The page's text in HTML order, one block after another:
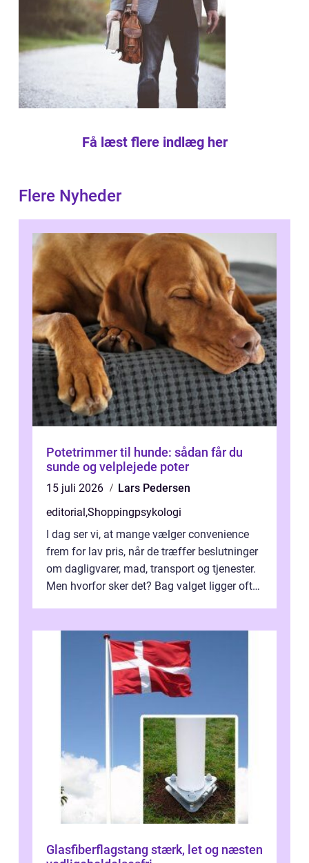
Få læst flere indlæg her
Flere Nyheder
Potetrimmer til hunde: sådan får du
sunde og velplejede poter
15 juli 2026
Lars Pedersen
editorial,Shoppingpsykologi
I dag ser vi, at mange vælger convenience
frem for lav pris, når de træffer beslutninger
om dagligvarer, mad, transport og tjenester.
Men hvorfor sker det? Bag valget ligger ofte
Glasfiberflagstang stærk, let og næsten